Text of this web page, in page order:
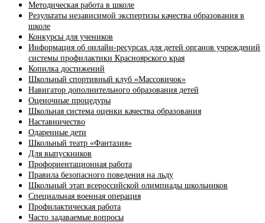
Методическая работа в школе
Результаты независимой экспертизы качества образования в
школе
Конкурсы для учеников
Информация об онлайн-ресурсах для детей органов учреждений
системы профилактики Красноярского края
Копилка достижений
Школьный спортивный клуб «Массовичок»
Навигатор дополнительного образования детей
Оценочные процедуры
Школьная система оценки качества образования
Наставничество
Одаренные дети
Школьный театр «Фантазия»
Для выпускников
Профориентационная работа
Правила безопасного поведения на льду
Школьный этап всероссийской олимпиады школьников
Специальная военная операция
Профилактическая работа
Часто задаваемые вопросы